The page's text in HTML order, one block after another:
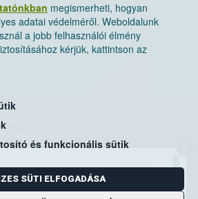
megismerheti, hogyan
adatai védelméről. Weboldalunk
a jobb felhasználói élmény
kérjük, kattintson az
és funkcionális sütik
SÜTI ELFOGADÁSA
Élelmiszerlánc-biztonsági Hivatal
cím: 1525 Budapest. Pf. 30.
ugyfelszolgalat@nebih.gov.hu